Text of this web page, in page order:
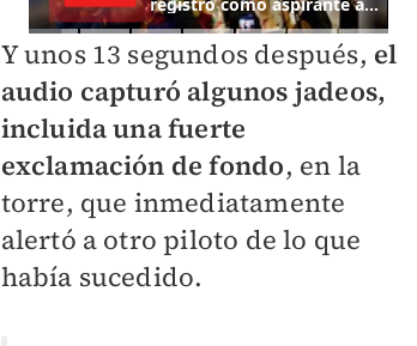
Y unos 13 segundos después, el
audio capturó algunos jadeos,
incluida una fuerte
exclamación de fondo, en la
torre, que inmediatamente
alertó a otro piloto de lo que
había sucedido.